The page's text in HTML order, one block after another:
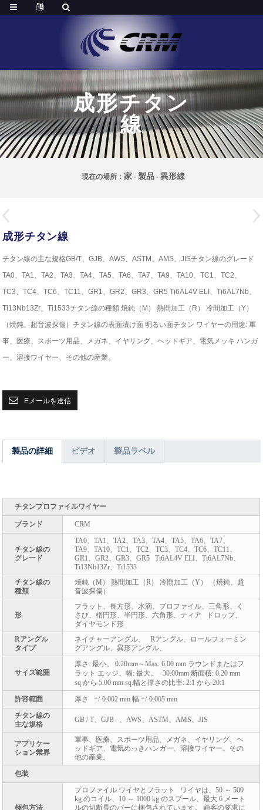
成形チタン
線
現在の場所： 家- 製品- 異形線
成形チタン線
チタン線の主な規格GB/T、GJB、AWS、ASTM、AMS、JISチタン線のグレード
TA0、TA1、TA2、TA3、TA4、TA5、TA6、TA7、TA9、TA10、TC1、TC2、
TC3、TC4、TC6、TC11、GR1、GR2、GR3、GR5 Ti6AL4V ELI、Ti6AL7Nb、
Ti13Nb13Zr、Ti1533チタン線の種類 焼鈍（M） 熱間加工（R） 冷間加工（Y）
（焼鈍、超音波探傷）チタン線の表面漬け面 明るい面チタン ワイヤーの用途: 軍
事、医療、スポーツ用品、メガネ、イヤリング、ヘッドギア、電気メッキ ハンガ
ー、溶接ワイヤー、その他の産業。
Eメールを送信
製品の詳細 ビデオ 製品ラベル
チタンプロファイルワイヤー
ブランド CRM
チタン線の
グレード
TA0、TA1、TA2、TA3、TA4、TA5、TA6、TA7、
TA9、TA10、TC1、TC2、TC3、TC4、TC6、TC11、
GR1、GR2、GR3、GR5 Ti6AL4V ELI、Ti6AL7Nb、
Ti13Nb13Zr、Ti1533
チタン線の
種類
焼鈍（M） 熱間加工（R） 冷間加工（Y） （焼鈍、超
音波探傷）
形
フラット、長方形、水滴、プロファイル、三角形、く
さび、楕円形、半円形、六角形、ティア ドロップ、
ダイヤモンド形
Rアングル
タイプ
ネイチャーアングル、 Rアングル、ロールフォーミン
グアングル、異形アングル、
サイズ範囲
厚さ: 最小。 0.20mm～Max. 6.00 mm ラウンドまたはフ
ラット エッジ、幅: 最大。 30.00mm 断面積: 0.20 mm
sq から 5.00 mm sq.幅と厚さの比率: 2:1 から 20:1
許容範囲
厚さ +/-0.002 mm 幅 +/-0.005 mm
チタン線の
主な規格
GB / T、GJB 、AWS、ASTM、AMS、JIS
アプリケー
ション業界
軍事、医療、スポーツ用品、メガネ、イヤリング、ヘ
ッドギア、電気めっきハンガー、溶接ワイヤー、その
他の産業。
包装
梱包方法
プロファイル ワイヤとフラット ワイヤは、50 ～ 500
kg のコイル、10 ～ 1000 kg のスプール、最大 6 メート
ルの切断長のバーに梱包されています。 顧客の要求に